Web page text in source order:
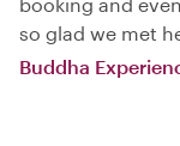
so glad we met
Buddha